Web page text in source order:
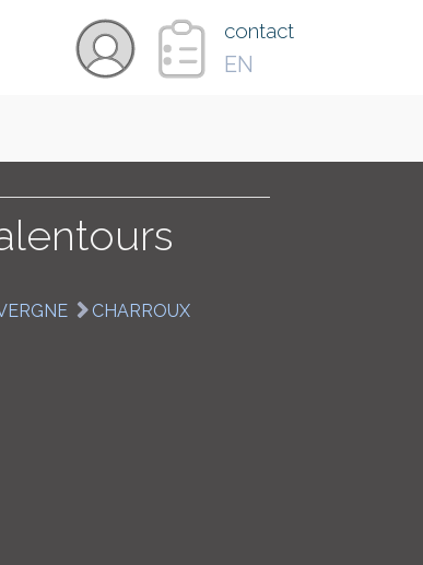
contact
EN
CHARROUX